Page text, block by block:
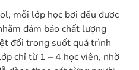
mỗi lớp học bơi đều được
đảm bảo chất lượng
đối trong suốt quá trình
chỉ từ 1 – 4 học viên, nhờ